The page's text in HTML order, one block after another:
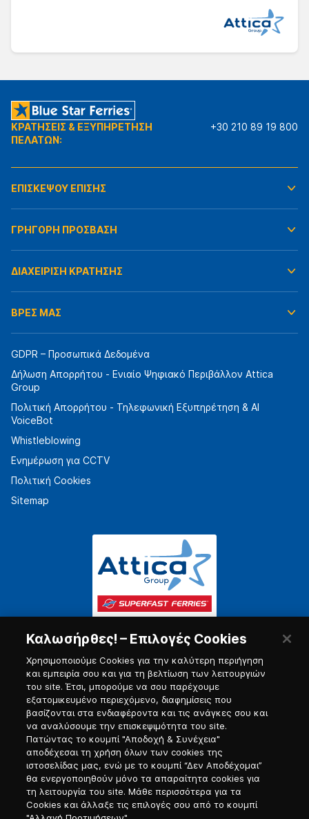
ΚΡΑΤΗΣΕΙΣ & ΕΞΥΠΗΡΕΤΗΣΗ
ΠΕΛΑΤΩΝ:
+30 210 89 19 800
ΕΠΙΣΚΕΨΟΥ ΕΠΙΣΗΣ
ΓΡΗΓΟΡΗ ΠΡΟΣΒΑΣΗ
ΔΙΑΧΕΙΡΙΣΗ ΚΡΑΤΗΣΗΣ
ΒΡΕΣ ΜΑΣ
GDPR – Προσωπικά Δεδομένα
Δήλωση Απορρήτου - Ενιαίο Ψηφιακό Περιβάλλον Attica
Group
Πολιτική Απορρήτου - Τηλεφωνική Εξυπηρέτηση & AI
VoiceBot
Whistleblowing
Ενημέρωση για CCTV
Πολιτική Cookies
Sitemap
Πύλη Ναυτικού
Καλωσήρθες! – Επιλογές Cookies
Χρησιμοποιούμε Cookies για την καλύτερη περιήγηση
και εμπειρία σου και για τη βελτίωση των λειτουργιών
του site. Έτσι, μπορούμε να σου παρέχουμε
εξατομικευμένο περιεχόμενο, διαφημίσεις που
βασίζονται στα ενδιαφέροντα και τις ανάγκες σου και
να αναλύσουμε την επισκεψιμότητα του site.
Πατώντας το κουμπί "Αποδοχή & Συνέχεια"
αποδέχεσαι τη χρήση όλων των cookies της
ιστοσελίδας μας, ενώ με το κουμπί “Δεν Αποδέχομαι”
θα ενεργοποιηθούν μόνο τα απαραίτητα cookies για
τη λειτουργία του site. Μάθε περισσότερα για τα
Cookies και άλλαξε τις επιλογές σου από το κουμπί